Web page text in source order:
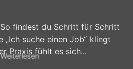
findest du Schritt für Schritt
„Ich suche einen Job“ klingt
Praxis fühlt es sich...
Weiterlesen